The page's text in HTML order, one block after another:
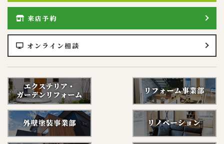
来店予約
オンライン相談